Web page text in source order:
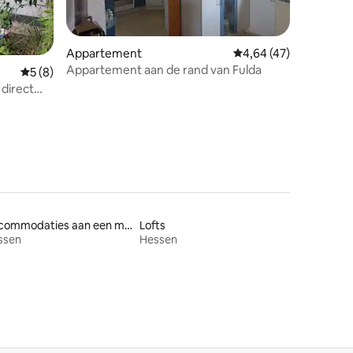
Gemiddelde beoordeling van 5 uit 5, 8 recensies
5 (8)
direct
Appartement Gemiddelde
4,64 (47)
Appartement aan de rand van Fulda
Accommodaties aan een meer Lofts
Hessen